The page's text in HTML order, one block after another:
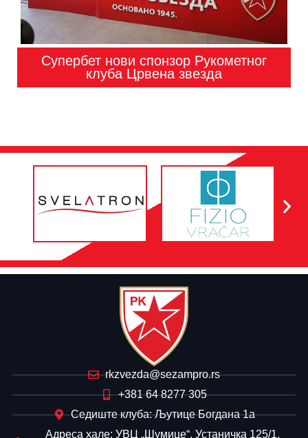
Супербет нови спонзор Рукометног
клуба Црвена звезда
rkzvezda@sezampro.rs
+381 64 8277 305
Седиште клуба: Љутице Богдана 1а
Адреса хале: УВЦ „Шумице“, Устаничка 125/1,